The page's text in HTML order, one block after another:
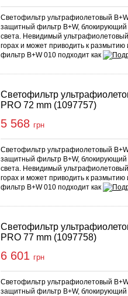
Светофильтр ультрафиолетовый
защитный фильтр B+W,
света. Невидимый
горах и может приводить к
фильтр B+W 010 подходит как
Светофильтр
PRO 72 mm (1097757)
5 568 грн
Светофильтр ультрафиолетовый
защитный фильтр B+W,
света. Невидимый
горах и может приводить к
фильтр B+W 010 подходит как
Светофильтр
PRO 77 mm (1097758)
6 601 грн
Светофильтр ультрафиолетовый
защитный фильтр B+W,